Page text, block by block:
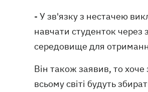
- У зв'язку з нестачею
навчати студенток через
середовище для
Він також заявив, то
всьому світі будуть